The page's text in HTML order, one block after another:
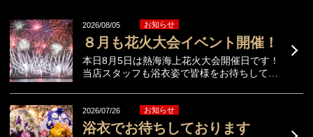
2026/08/05 お知らせ
８月も花火大会イベント開催！
本日8月5日は熱海海上花火大会開催日です！
当店スタッフも浴衣姿で皆様をお待ちしてお
日（日）、18日（火）、24日（月）になりま
す。
2026/07/26 お知らせ
浴衣でお待ちしております